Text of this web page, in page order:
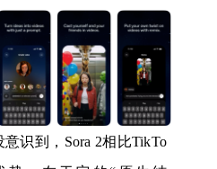
识到， Sora 2相比TikTo